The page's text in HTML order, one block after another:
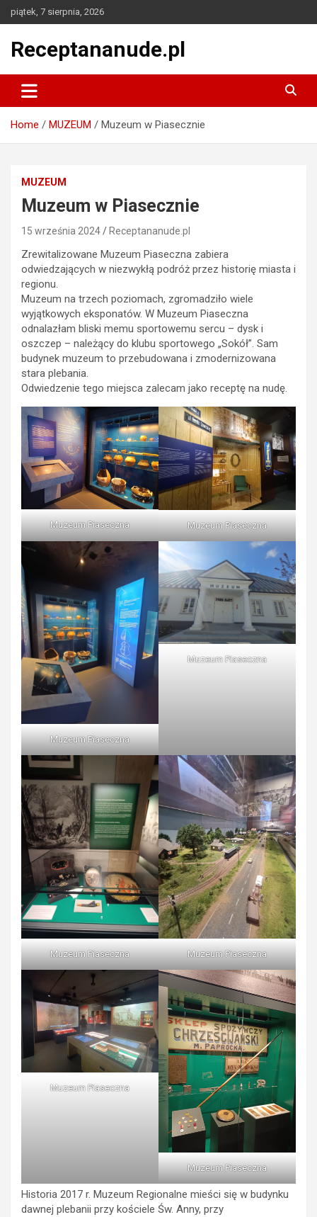
Skip
to
piątek, 7 sierpnia, 2026
Receptananude.pl
Home MUZEUM Muzeum w Piasecznie
MUZEUM
Muzeum w Piasecznie
15 września 2024 Receptananude.pl
Zrewitalizowane Muzeum Piaseczna zabiera
odwiedzających w niezwykłą podróż przez historię miasta i
regionu.
Muzeum na trzech poziomach, zgromadziło wiele
wyjątkowych eksponatów. W Muzeum Piaseczna
odnalazłam bliski memu sportowemu sercu – dysk i
oszczep – należący do klubu sportowego „Sokół”. Sam
budynek muzeum to przebudowana i zmodernizowana
stara plebania.
Odwiedzenie tego miejsca zalecam jako receptę na nudę.
Muzeum Piaseczna Muzeum Piaseczna
Muzeum Piaseczna
Muzeum Piaseczna
Muzeum Piaseczna Muzeum Piaseczna
Muzeum Piaseczna
Muzeum Piaseczna
Historia 2017 r. Muzeum Regionalne mieści się w budynku
dawnej plebanii przy kościele Św. Anny, przy